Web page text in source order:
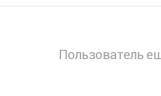
Пользователь